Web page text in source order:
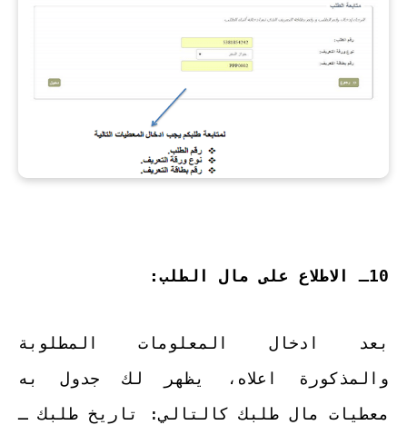
10ـ الاطلاع على مال الطلب:
بعد ادخال المعلومات المطلوبة
والمذكورة اعلاه، يظهر لك جدول به
معطيات مال طلبك كالتالي: تاريخ طلبك ـ